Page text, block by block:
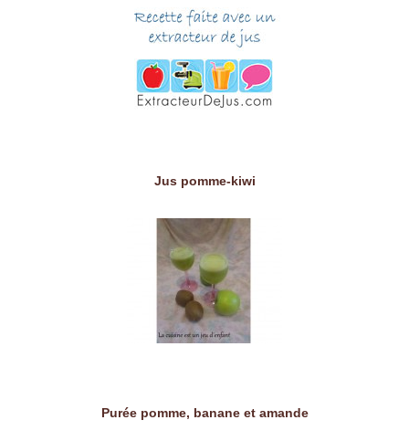
Jus pomme-kiwi
Purée pomme, banane et amande